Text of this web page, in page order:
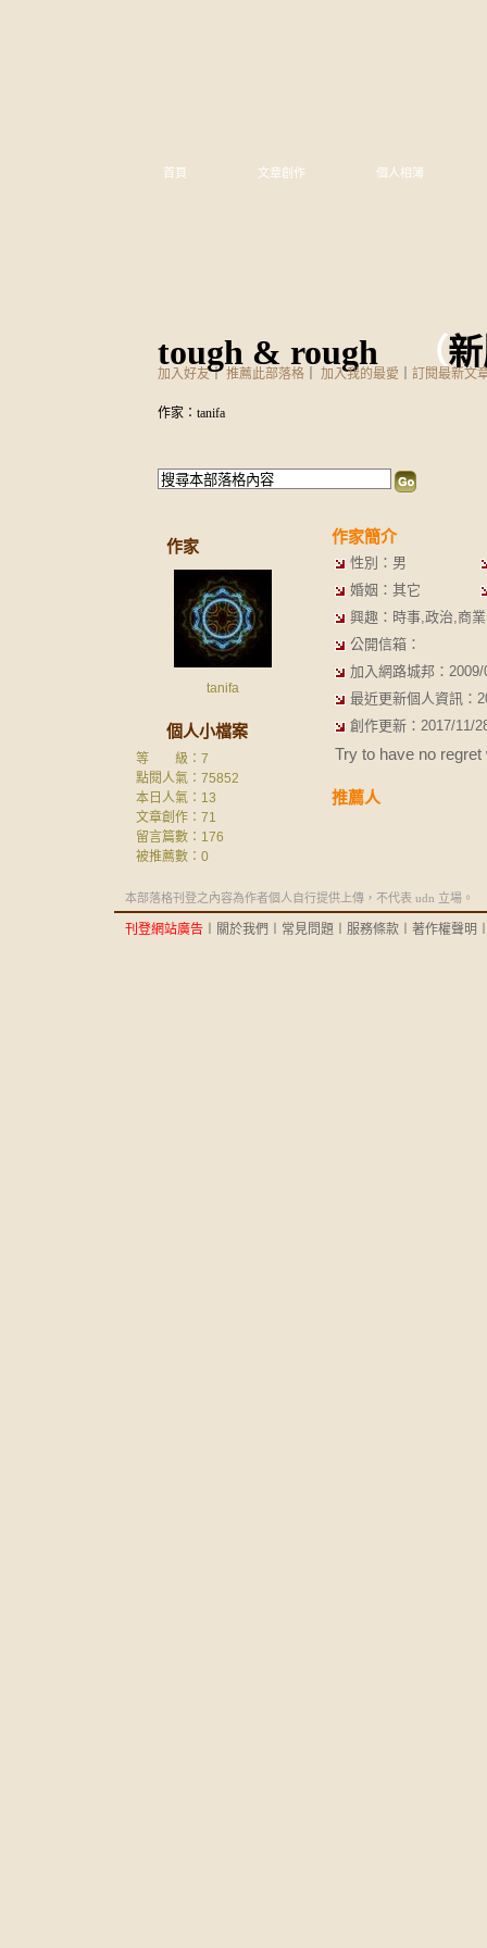
tough & rough （
首頁 文章創作 個人相簿
加入好友｜ 推薦此部落格 加入我的最愛 訂閱最新文
作家：tanifa
作家
tanifa
個人小檔案
等 級：7
點閱人氣：75852
本日人氣：13
文章創作：71
留言篇數：176
被推薦數： 0
作家簡介
性別：男
婚姻：其它
興趣：時事,政治,商
公開信箱：
加入網路城邦：
最近更新個人資訊：
創作更新：2017/11/
Try to have no
推薦人
本部落格刊登之內容為作者個人自行提供上傳，不代表 udn 立場。
刊登網站廣告 關於我們 常見問題 服務條款 著作權聲明